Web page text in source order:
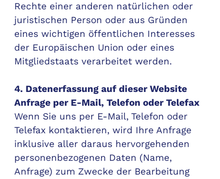
Rechte einer anderen natürlichen oder
juristischen Person oder aus Gründen
eines wichtigen öffentlichen Interesses
der Europäischen Union oder eines
Mitgliedstaats verarbeitet werden.
4. Datenerfassung auf dieser Website
Anfrage per E-Mail, Telefon oder Telefax
Wenn Sie uns per E-Mail, Telefon oder
Telefax kontaktieren, wird Ihre Anfrage
inklusive aller daraus hervorgehenden
personenbezogenen Daten (Name,
Anfrage) zum Zwecke der Bearbeitung